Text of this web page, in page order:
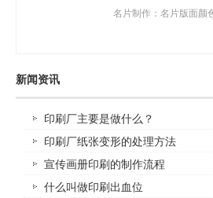
名片制作：名片版面颜
新闻资讯
印刷厂主要是做什么？
印刷厂纸张变形的处理方法
宣传画册印刷的制作流程
什么叫做印刷出血位